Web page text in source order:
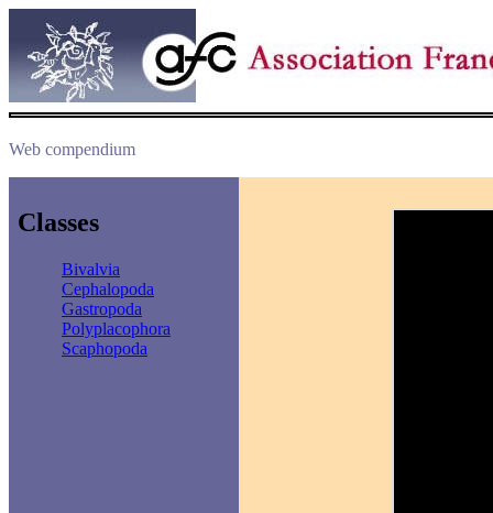
Web compendium
Classes
Bivalvia
Cephalopoda
Gastropoda
Polyplacophora
Scaphopoda